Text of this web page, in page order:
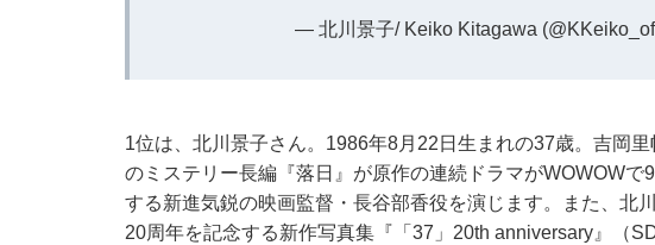
— 北川景子/ Keiko Kitagawa
1位は、北川景子さん。1986年8月22日生まれの37歳。吉岡
のミステリー長編『落日』が原作の連続ドラマがWOWOW
する新進気鋭の映画監督・長谷部香役を演じます。また、北
20周年を記念する新作写真集『「37」20th anniversary』（